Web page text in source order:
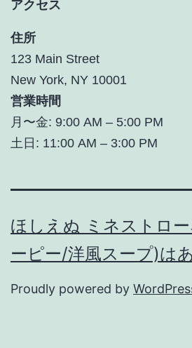
アクセス
住所
123 Main Street
New York, NY 10001
営業時間
月〜金: 9:00 AM – 5:00 PM
土日: 11:00 AM – 3:00 PM
ほしえぬ ミネストロ
ーピー/洋風スープ)は
Proudly powered by